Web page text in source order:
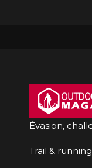
Évasion,
Trail & running